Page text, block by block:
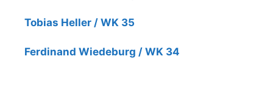
Tobias Heller / WK 35
Ferdinand Wiedeburg / WK 34